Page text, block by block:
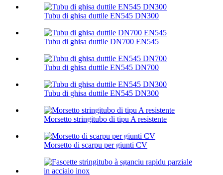
Tubu di ghisa duttile EN545 DN300
Tubu di ghisa duttile DN700 EN545
Tubu di ghisa duttile EN545 DN700
Tubu di ghisa duttile EN545 DN300
Morsetto stringitubo di tipu A resistente
Morsetto di scarpu per giunti CV